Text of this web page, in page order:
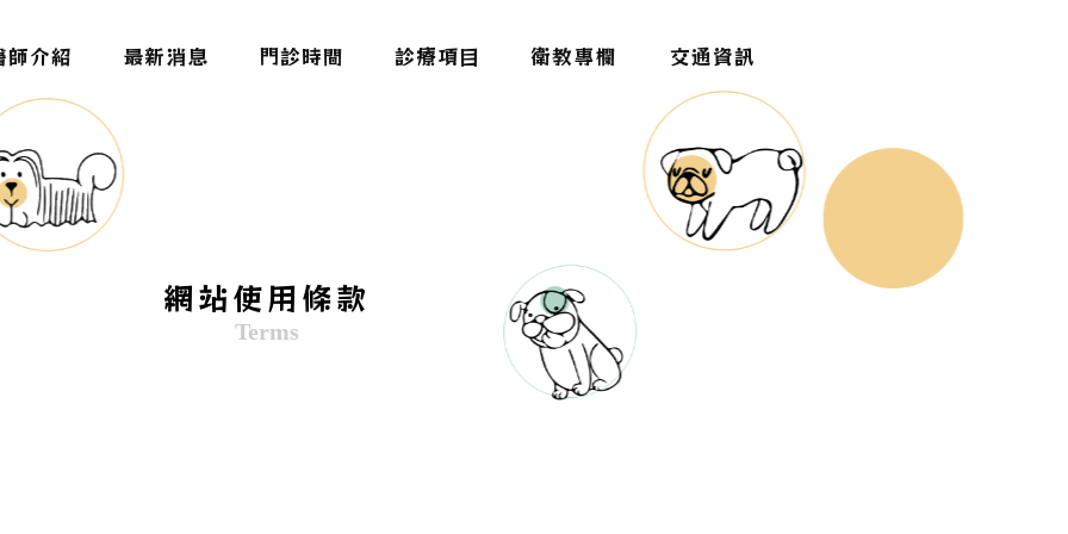
師介紹 最新消息 門診時間 診療項目 衛教專欄 交通資訊
網站使用條款
Terms